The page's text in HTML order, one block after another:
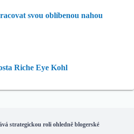
svou oblíbenou nahou
Riche Eye Kohl
strategickou roli ohledně blogerské